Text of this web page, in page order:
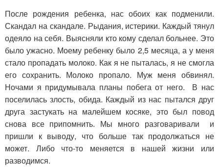
После рождения ребенка, нас обоих как подменили.
Скандал на скандале. Рыдания, истерики. Каждый тянул
одеяло на себя. Выясняли кто кому сделал больнее. Это
было ужасно. Моему ребенку было 2,5 месяца, а у меня
стало пропадать молоко. Как я не пыталась, я не смогла
его сохранить. Молоко пропало. Муж меня обвинял.
Ночами я придумывала планы побега от него. В нас
поселилась злость, обида. Каждый из нас пытался друг
друга застукать на малейшем косяке, это был повод
снова все припомнить. Мы много разговаривали и
пришли к выводу, что больше так продолжаться не
может. Либо что-то меняется в нашей жизни или
разводимся.